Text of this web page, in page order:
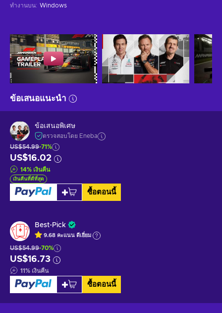
ทำงานบน: Windows
ข้อเสนอแนะนำ
ข้อเสนอพิเศษ
ตรวจสอบโดย Eneba
US$54.99-71%
US$16.02
14% เงินคืน
เงินคืนที่ดีที่สุด
ซื้อตอนนี้
Best-Pick
9.68 คะแนน ดีเยี่ยม
US$54.99-70%
US$16.73
11% เงินคืน
ซื้อตอนนี้